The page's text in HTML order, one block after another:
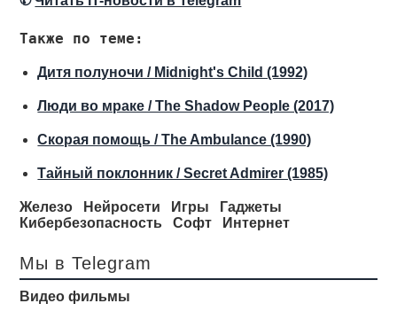
Также по теме:
Дитя полуночи / Midnight's Child (1992)
Люди во мраке / The Shadow People (2017)
Скорая помощь / The Ambulance (1990)
Тайный поклонник / Secret Admirer (1985)
Железо Нейросети Игры
Гаджеты
Кибербезопасность
Софт Интернет
Мы в Telegram
Видео фильмы